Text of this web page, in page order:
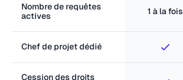
Nombre de requêtes
actives
1 à la fois
Chef de projet dédié
Cession des droits